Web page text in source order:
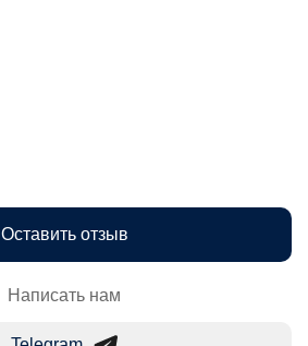
Оставить отзыв
Написать нам